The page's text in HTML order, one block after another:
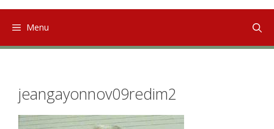
Menu
jeangayonnov09redim2